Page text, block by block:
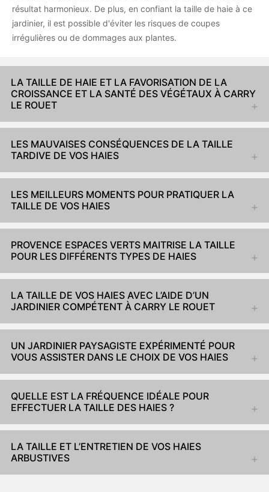
résultat harmonieux. De plus, en confiant la taille de haie à ce
jardinier, il est possible d'éviter les risques de coupes
irrégulières ou de dommages aux plantes.
LA TAILLE DE HAIE ET LA FAVORISATION DE LA
CROISSANCE ET LA SANTÉ DES VÉGÉTAUX À CARRY
LE ROUET
LES MAUVAISES CONSÉQUENCES DE LA TAILLE
TARDIVE DE VOS HAIES
LES MEILLEURS MOMENTS POUR PRATIQUER LA
TAILLE DE VOS HAIES
PROVENCE ESPACES VERTS MAITRISE LA TAILLE
POUR LES DIFFÉRENTS TYPES DE HAIES
LA TAILLE DE VOS HAIES AVEC L’AIDE D’UN
JARDINIER COMPÉTENT À CARRY LE ROUET
UN JARDINIER PAYSAGISTE EXPÉRIMENTÉ POUR
VOUS ASSISTER DANS LE CHOIX DE VOS HAIES
QUELLE EST LA FRÉQUENCE IDÉALE POUR
EFFECTUER LA TAILLE DES HAIES ?
LA TAILLE ET L’ENTRETIEN DE VOS HAIES
ARBUSTIVES